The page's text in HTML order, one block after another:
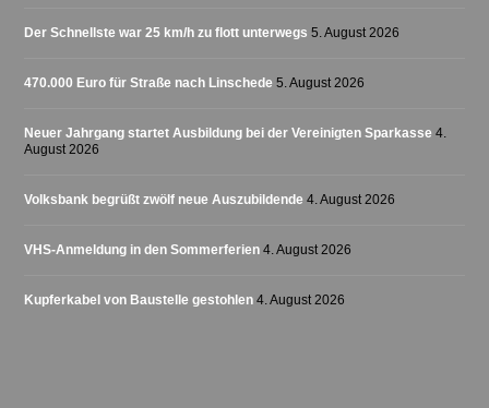
Der Schnellste war 25 km/h zu flott unterwegs 5. August 2026
470.000 Euro für Straße nach Linschede 5. August 2026
Neuer Jahrgang startet Ausbildung bei der Vereinigten Sparkasse 4.
August 2026
Volksbank begrüßt zwölf neue Auszubildende 4. August 2026
VHS-Anmeldung in den Sommerferien 4. August 2026
Kupferkabel von Baustelle gestohlen 4. August 2026